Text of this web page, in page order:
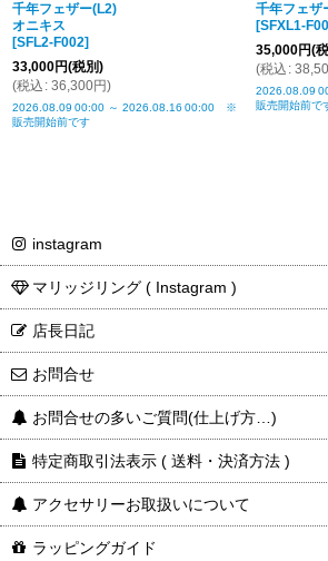
千年フェザー(L2)
オニキス
[SFL2-F002]
33,000円(税別)
(税込 : 36,300円)
2026.08.09 00:00 ～ 2026.08.16 00:00 ※
販売開始前です
千年フェザ
[SFXL1-
35,000円(
(税込 :
2026.08.09
販売開始前で
instagram
マリッジリング ( Instagram )
店長日記
お問合せ
お問合せの多いご質問(仕上げ方…)
特定商取引法表示 ( 送料・決済方法 )
アクセサリーお取扱いについて
ラッピングガイド